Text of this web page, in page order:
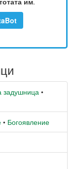
задушница •
• Богоявление